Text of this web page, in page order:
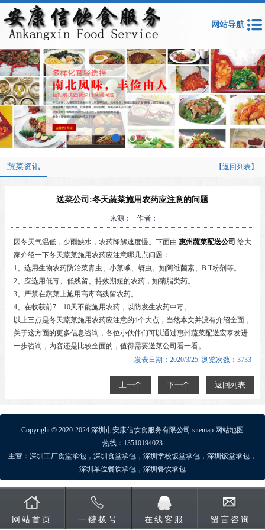
网站导航
蔬菜资讯 【返回列表】
送菜公司:冬天蔬菜施用农药应注意的问题
来源： 作者：
因冬天气温低，少雨缺水，农药降解速度慢。下面由 惠州蔬菜配送公司 给大
家介绍一下冬天蔬菜施用农药应注意哪几点问题：
1、选用生物农药防治菜青虫、小菜蛾、蚜虫。如阿维菌素、B.T粉剂等。
2、应选用低毒、低残留、持效期短的农药，如菊脂类药。
3、严禁在蔬菜上施用高毒高残留农药。
4、在收获前7―10天不能施用农药，以防发生农药中毒。
以上三点是冬天蔬菜施用农药应注意的4个大点，当然本文并没有介绍全面，
关于这方面的更多信息咨询，各位小伙伴们可以通过惠州蔬菜配送宏泰发进
一步咨询，内容还是比较全面的，值得需要送菜公司看一看。
发表日期：2020/3/25 浏览次数：3733
上一个 下一个 返回列表
Copyright © 2020-2024 深圳市安康信饮食服务有限公司 sitemap 网站地图
热线：13510194023
主营： 深圳工厂食堂承包， 深圳食堂承包， 深圳学校饭堂承包， 深圳饭堂承包，
深圳单位餐饮承包， 深圳餐饮承包
网站首页 一键拨号 在线客服 留言咨询